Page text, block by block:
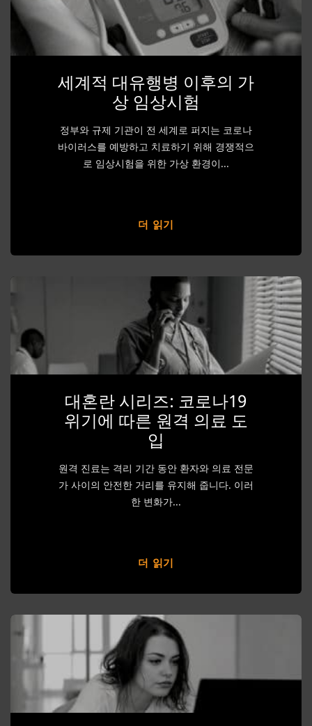
세계적 대유행병 이후의 가
상 임상시험
정부와 규제 기관이 전 세계로 퍼지는 코로나
바이러스를 예방하고 치료하기 위해 경쟁적으
로 임상시험을 위한 가상 환경이...
더 읽기
대혼란 시리즈: 코로나19
위기에 따른 원격 의료 도
입
원격 진료는 격리 기간 동안 환자와 의료 전문
가 사이의 안전한 거리를 유지해 줍니다. 이러
한 변화가...
더 읽기